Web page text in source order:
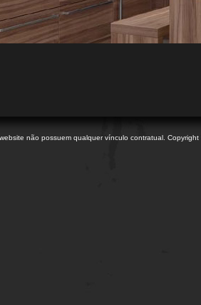
não possuem qualquer vínculo contratual.